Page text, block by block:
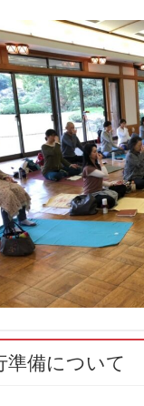
準備について